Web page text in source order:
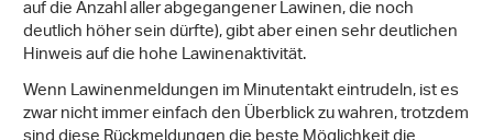
auf die Anzahl aller abgegangener Lawinen, die noch
deutlich höher sein dürfte), gibt aber einen sehr deutlichen
Hinweis auf die hohe Lawinenaktivität.
Wenn Lawinenmeldungen im Minutentakt eintrudeln, ist es
zwar nicht immer einfach den Überblick zu wahren, trotzdem